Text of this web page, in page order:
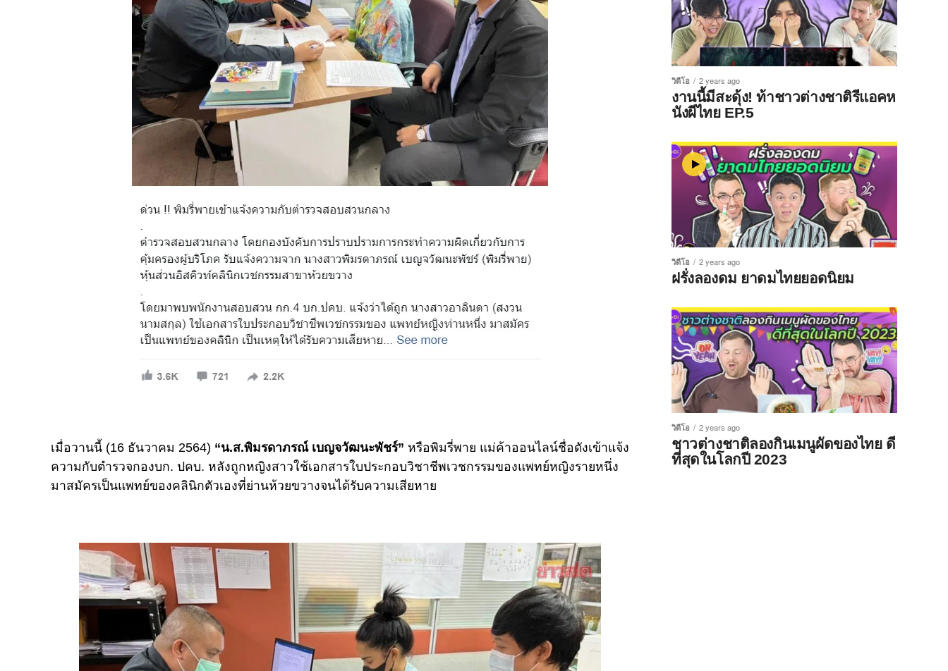
เมื่อวานนี้ (16 ธันวาคม 2564) “น.ส.พิมรดาภรณ์ เบญจวัฒนะพัชร์” หรือพิมรี่พาย แม่ค้าออนไลน์ชื่อดังเข้าแจ้ง
ความกับตำรวจกองบก. ปคบ. หลังถูกหญิงสาวใช้เอกสารใบประกอบวิชาชีพเวชกรรมของแพทย์หญิงรายหนึ่ง
มาสมัครเป็นแพทย์ของคลินิกตัวเองที่ย่านห้วยขวางจนได้รับความเสียหาย
วิดีโอ 2 years ago
งานนี้มีสะดุ้ง! ท้าชาวต่างชาติรีแอคห
นังผีไทย EP.5
วิดีโอ 2 years ago
ฝรั่งลองดม ยาดมไทยยอดนิยม
วิดีโอ 2 years ago
ชาวต่างชาติลองกินเมนูผัดของไทย ดี
ที่สุดในโลกปี 2023